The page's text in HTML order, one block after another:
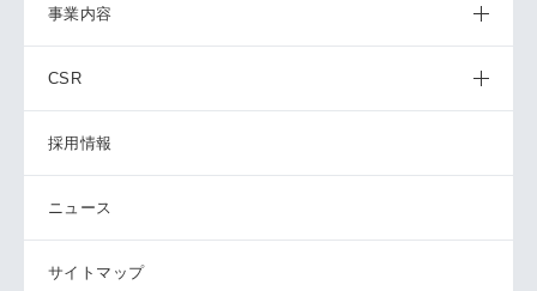
事業内容
CSR
採用情報
ニュース
サイトマップ